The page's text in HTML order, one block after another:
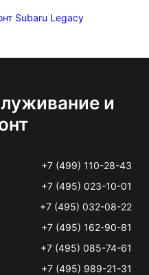
Subaru Legacy
и
+7 (499) 110-28-43
+7 (495) 023-10-01
+7 (495) 032-08-22
+7 (495) 162-90-81
+7 (495) 085-74-61
+7 (495) 989-21-31